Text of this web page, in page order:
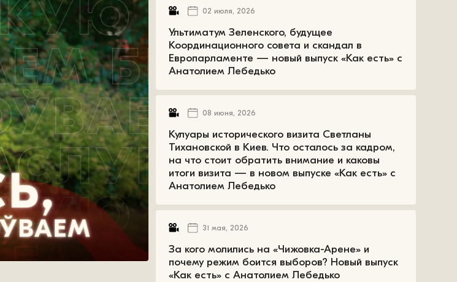
02 июля, 2026
Ультиматум Зеленского, будущее
Координационного совета и скандал в
Европарламенте — новый выпуск «Как есть» с
Анатолием Лебедько
08 июня, 2026
Кулуары исторического визита Светланы
Тихановской в Киев. Что осталось за кадром,
на что стоит обратить внимание и каковы
итоги визита — в новом выпуске «Как есть» с
Анатолием Лебедько
31 мая, 2026
За кого молились на «Чижовка-Арене» и
почему режим боится выборов? Новый выпуск
«Как есть» с Анатолием Лебедько